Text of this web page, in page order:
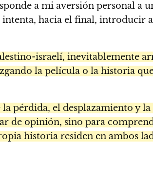
a mi aversión personal a
hacia el final, introducir
israelí, inevitablemente
la película o la historia que
pérdida, el desplazamiento y la
de opinión, sino para
historia residen en ambos